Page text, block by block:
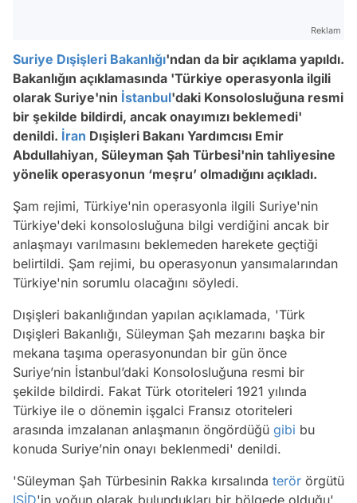
Reklam
Suriye Dışişleri Bakanlığı'ndan da bir açıklama yapıldı.
Bakanlığın açıklamasında 'Türkiye operasyonla ilgili
olarak Suriye'nin İstanbul'daki Konsolosluğuna resmi
bir şekilde bildirdi, ancak onayımızı beklemedi'
denildi. İran Dışişleri Bakanı Yardımcısı Emir
Abdullahiyan, Süleyman Şah Türbesi'nin tahliyesine
yönelik operasyonun ‘meşru’ olmadığını açıkladı.
Şam rejimi, Türkiye'nin operasyonla ilgili Suriye'nin
Türkiye'deki konsolosluğuna bilgi verdiğini ancak bir
anlaşmayı varılmasını beklemeden harekete geçtiği
belirtildi. Şam rejimi, bu operasyonun yansımalarından
Türkiye'nin sorumlu olacağını söyledi.
Dışişleri bakanlığından yapılan açıklamada, 'Türk
Dışişleri Bakanlığı, Süleyman Şah mezarını başka bir
mekana taşıma operasyonundan bir gün önce
Suriye’nin İstanbul’daki Konsolosluğuna resmi bir
şekilde bildirdi. Fakat Türk otoriteleri 1921 yılında
Türkiye ile o dönemin işgalci Fransız otoriteleri
arasında imzalanan anlaşmanın öngördüğü gibi bu
konuda Suriye’nin onayı beklenmedi' denildi.
'Süleyman Şah Türbesinin Rakka kırsalında terör örgütü
IŞİD'in yoğun olarak bulundukları bir bölgede olduğu'